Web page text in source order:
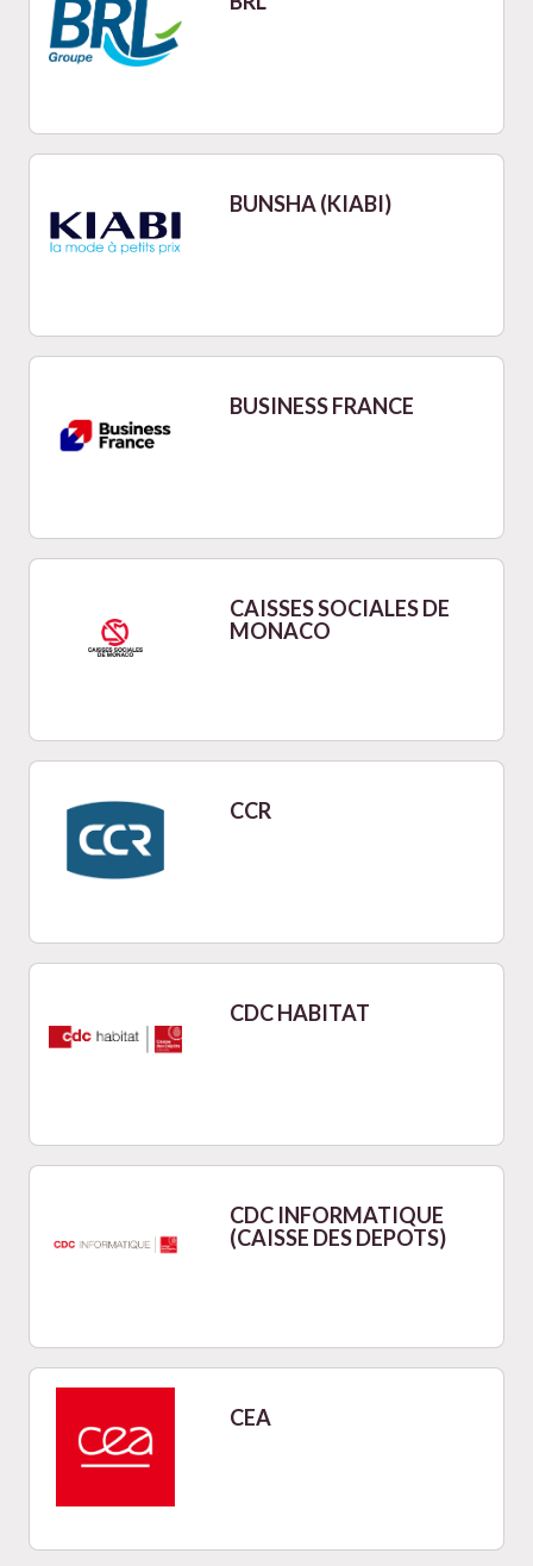
BUNSHA (KIABI)
BUSINESS FRANCE
CAISSES SOCIALES DE
MONACO
CCR
CDC HABITAT
CDC INFORMATIQUE
(CAISSE DES DEPOTS)
CEA